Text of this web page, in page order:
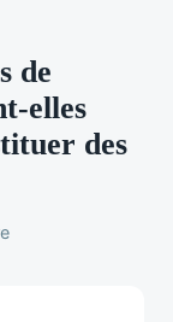
de
elles
des